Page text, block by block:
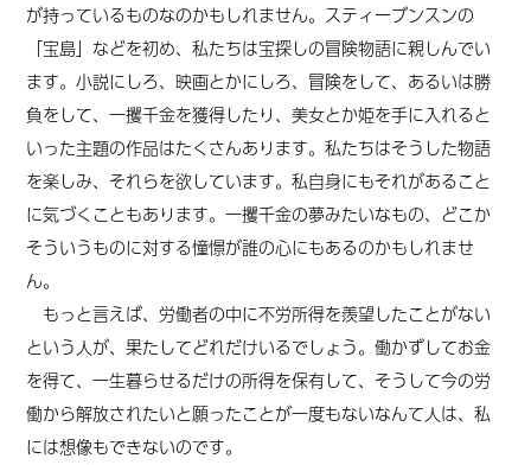
が持っているものなのかもしれません。スティーブンスンの
「宝島」などを初め、私たちは宝探しの冒険物語に親しんでい
ます。小説にしろ、映画とかにしろ、冒険をして、あるいは勝
負をして、一攫千金を獲得したり、美女とか姫を手に入れると
いった主題の作品はたくさんあります。私たちはそうした物語
を楽しみ、それらを欲しています。私自身にもそれがあること
に気づくこともあります。一攫千金の夢みたいなもの、どこか
そういうものに対する憧憬が誰の心にもあるのかもしれませ
ん。
もっと言えば、労働者の中に不労所得を羨望したことがない
という人が、果たしてどれだけいるでしょう。働かずしてお金
を得て、一生暮らせるだけの所得を保有して、そうして今の労
働から解放されたいと願ったことが一度もないなんて人は、私
には想像もできないのです。